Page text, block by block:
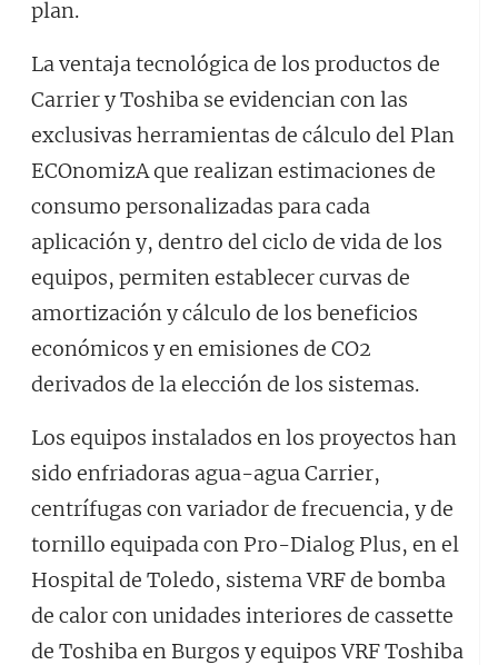
plan.
La ventaja tecnológica de los productos de
Carrier y Toshiba se evidencian con las
exclusivas herramientas de cálculo del Plan
ECOnomizA que realizan estimaciones de
consumo personalizadas para cada
aplicación y, dentro del ciclo de vida de los
equipos, permiten establecer curvas de
amortización y cálculo de los beneficios
económicos y en emisiones de CO2
derivados de la elección de los sistemas.
Los equipos instalados en los proyectos han
sido enfriadoras agua-agua Carrier,
centrífugas con variador de frecuencia, y de
tornillo equipada con Pro-Dialog Plus, en el
Hospital de Toledo, sistema VRF de bomba
de calor con unidades interiores de cassette
de Toshiba en Burgos y equipos VRF Toshiba